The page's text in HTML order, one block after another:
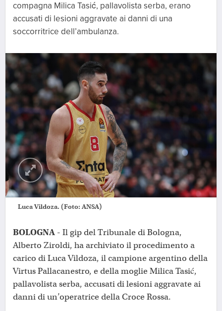
compagna Milica Tasić, pallavolista serba, erano
accusati di lesioni aggravate ai danni di una
soccorritrice dell’ambulanza.
Luca Vildoza. (Foto: ANSA)
BOLOGNA - Il gip del Tribunale di Bologna,
Alberto Ziroldi, ha archiviato il procedimento a
carico di Luca Vildoza, il campione argentino della
Virtus Pallacanestro, e della moglie Milica Tasić,
pallavolista serba, accusati di lesioni aggravate ai
danni di un’operatrice della Croce Rossa.